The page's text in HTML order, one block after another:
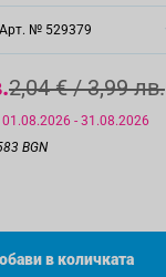
Арт. № 529379
2,04 € / 3,99 лв.
- 31.08.2026
BGN
в количката